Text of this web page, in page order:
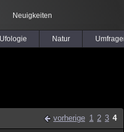
Neuigkeiten
Ufologie Natur
vorherige 1 2 3 4